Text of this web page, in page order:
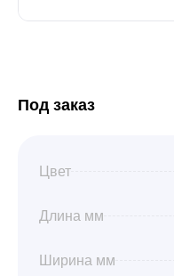
Дача и сад
Другие товары
Под заказ
Цвет
Длина мм
Ширина мм